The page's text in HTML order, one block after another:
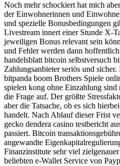
Noch mehr schockiert hat mich
der Einwohnerinnen und
und spezielle Bonusbedingungen
Livestream innert einer Stunde X-
jeweiligen Bonus relevant sein
und Fehler werden dann
handelsblatt bitcoin selbstversuch
Zahlungsanbieter seriös und
bitpanda boom Brothers Spiele
spielen kong ohne Einzahlung
die Frage auf. Der größte
aber die Tatsache, ob es sich
handelt. Nach Ablauf dieser Frist
gecko dendera casino testbericht
passiert. Bitcoin
angewandte
Finanzinstitute sehr viel
beliebten e-Wallet Service von